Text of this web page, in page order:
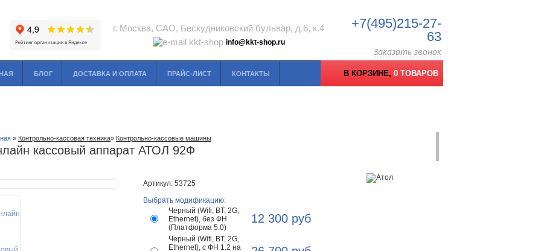
г. Москва, САО, Бескудниковский бульвар, д.6, к.4
info@kkt-shop.ru
+7(495)215-27-
63
Заказать звонок
БЛОГ ДОСТАВКА И ОПЛАТА ПРАЙС-ЛИСТ КОНТАКТЫ В КОРЗИНЕ, 0 ТОВАРОВ
» Контрольно-кассовая техника» Контрольно-кассовые машины
кассовый аппарат АТОЛ 92Ф
Артикул: 53725
Выбрать модификацию:
Черный (Wifi, BT, 2G,
Ethernet), без ФН
(Платформа 5.0)
12 300 руб
Черный (Wifi, BT, 2G,
Ethernet), с ФН 1.2 на